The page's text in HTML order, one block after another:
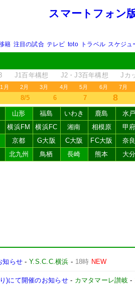
スマートフォン
籍 注目の試合 テレビ toto トラベル スケジュ
J1百年構想 J2・J3百年構想 Jカ
1月 2月 3月 4月 5月 6月 7月
8/5 6 7 8
山形 福島 いわき 鹿島 水戸
横浜FM 横浜FC 湘南 相模原 甲府
京都 G大阪 C大阪 FC大阪 奈良
北九州 鳥栖 長崎 熊本 大分
知らせ -Y.S.C.C.横浜 - 18時 NEW
)にて開催のお知らせ- カマタマーレ讃岐 -